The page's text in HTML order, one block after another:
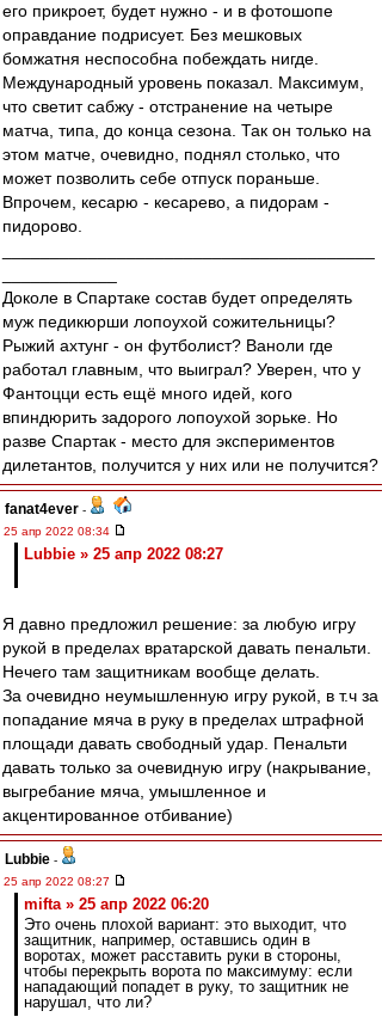
его прикроет, будет нужно - и в фотошопе
оправдание подрисует. Без мешковых
бомжатня неспособна побеждать нигде.
Международный уровень показал. Максимум,
что светит сабжу - отстранение на четыре
матча, типа, до конца сезона. Так он только на
этом матче, очевидно, поднял столько, что
может позволить себе отпуск пораньше.
Впрочем, кесарю - кесарево, а пидорам -
пидорово.
Доколе в Спартаке состав будет определять
муж педикюрши лопоухой сожительницы?
Рыжий ахтунг - он футболист? Ваноли где
работал главным, что выиграл? Уверен, что у
Фантоцци есть ещё много идей, кого
впиндюрить задорого лопоухой зорьке. Но
разве Спартак - место для экспериментов
дилетантов, получится у них или не получится?
fanat4ever -
25 апр 2022 08:34
Lubbie » 25 апр 2022 08:27
Я давно предложил решение: за любую игру
рукой в пределах вратарской давать пенальти.
Нечего там защитникам вообще делать.
За очевидно неумышленную игру рукой, в т.ч за
попадание мяча в руку в пределах штрафной
площади давать свободный удар. Пенальти
давать только за очевидную игру (накрывание,
выгребание мяча, умышленное и
акцентированное отбивание)
Lubbie -
25 апр 2022 08:27
mifta » 25 апр 2022 06:20
Это очень плохой вариант: это выходит, что
защитник, например, оставшись один в
воротах, может расставить руки в стороны,
чтобы перекрыть ворота по максимуму: если
нападающий попадет в руку, то защитник не
нарушал, что ли?